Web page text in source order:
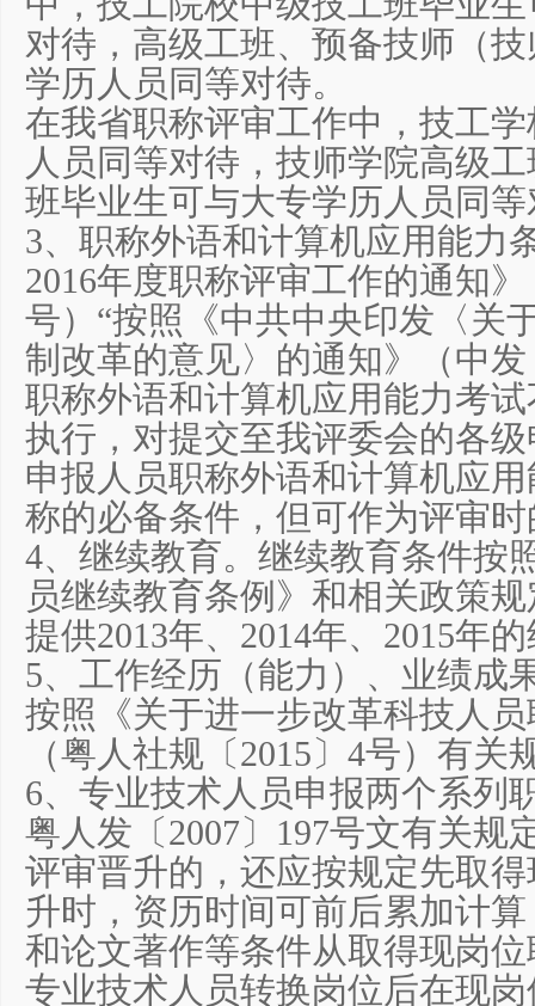
对待，高级工班、预备技师（
学历人员同等对待。
在我省职称评审工作中，技工
人员同等对待，技师学院高级
班毕业生可与大专学历人员同
3、职称外语和计算机应用能力
2016年度职称评审工作的通知
号）“按照《中共中央印发〈关
制改革的意见〉的通知》（中发
职称外语和计算机应用能力考
执行，对提交至我评委会的各
申报人员职称外语和计算机应
称的必备条件，但可作为评审
4、继续教育。继续教育条件按
员继续教育条例》和相关政策
提供2013年、2014年、2015年
5、工作经历（能力）、业绩成
按照《关于进一步改革科技人
（粤人社规〔2015〕4号）有关
6、专业技术人员申报两个系列
粤人发〔2007〕197号文有关规
评审晋升的，还应按规定先取
升时，资历时间可前后累加计
和论文著作等条件从取得现岗
专业技术人员转换岗位后在现